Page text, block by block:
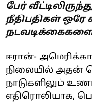
பேர்
நீதிபதிகள்
நடவடிக்கைகளை
ஈரான்-
நிலையில் அதன்
நாடுகளிலும்
எதிரொலியாக,